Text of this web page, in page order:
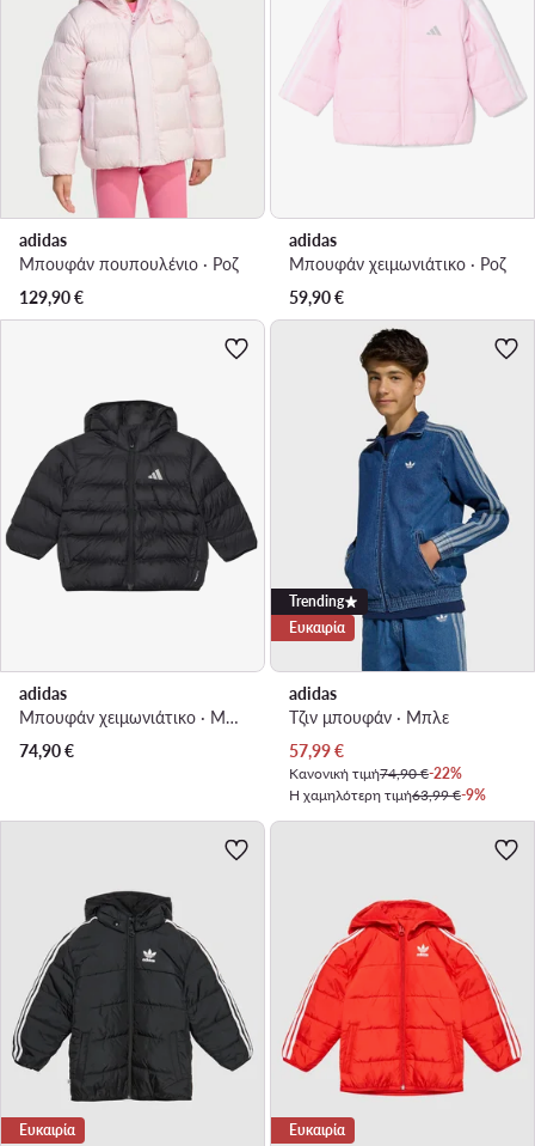
adidas
Μπουφάν πουπουλένιο · Ροζ
129,90€
adidas
Μπουφάν χειμωνιάτικο · Ροζ
59,90€
adidas
Μπουφάν χειμωνιάτικο · Μαύρο
74,90€
Trending
Ευκαιρία
adidas
Τζιν μπουφάν · Μπλε
Τρέχουσα τιμή
57,99€
Κανονική τιμή74,90 €-22%
Η χαμηλότερη τιμή63,99 €-9%
Ευκαιρία Ευκαιρία